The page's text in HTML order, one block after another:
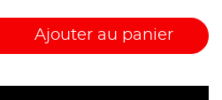
Ajouter au panier